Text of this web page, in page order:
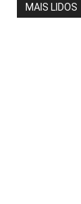
MAIS LIDOS